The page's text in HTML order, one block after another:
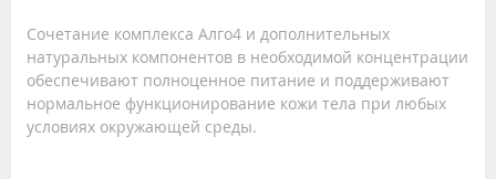
Сочетание комплекса Алго4 и дополнительных
натуральных компонентов в необходимой концентрации
обеспечивают полноценное питание и поддерживают
нормальное функционирование кожи тела при любых
условиях окружающей среды.